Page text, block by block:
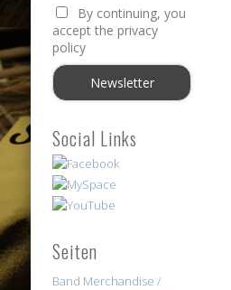
By continuing, you
accept the privacy
policy
Social Links
Seiten
Band Merchandise /